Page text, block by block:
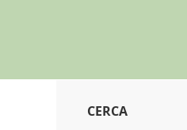
Primary
CERCA